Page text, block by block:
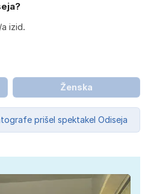
izid.
Ženska
prišel spektakel Odiseja